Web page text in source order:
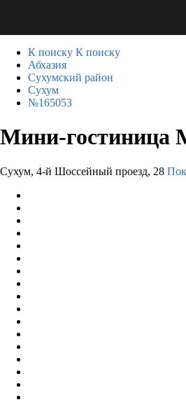
К поиску К поиску
Абхазия
Сухумский район
Сухум
№165053
Мини-гостиница
Сухум, 4-й Шоссейный проезд, 28